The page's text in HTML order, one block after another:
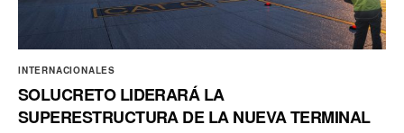
INTERNACIONALES
SOLUCRETO LIDERARÁ LA
SUPERESTRUCTURA DE LA NUEVA TERMINAL